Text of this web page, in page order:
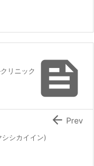

リニック
シカイイン)
 Prev